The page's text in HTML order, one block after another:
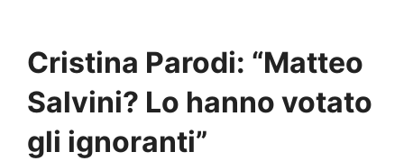
Cristina Parodi: “Matteo
Salvini? Lo hanno votato
gli ignoranti”